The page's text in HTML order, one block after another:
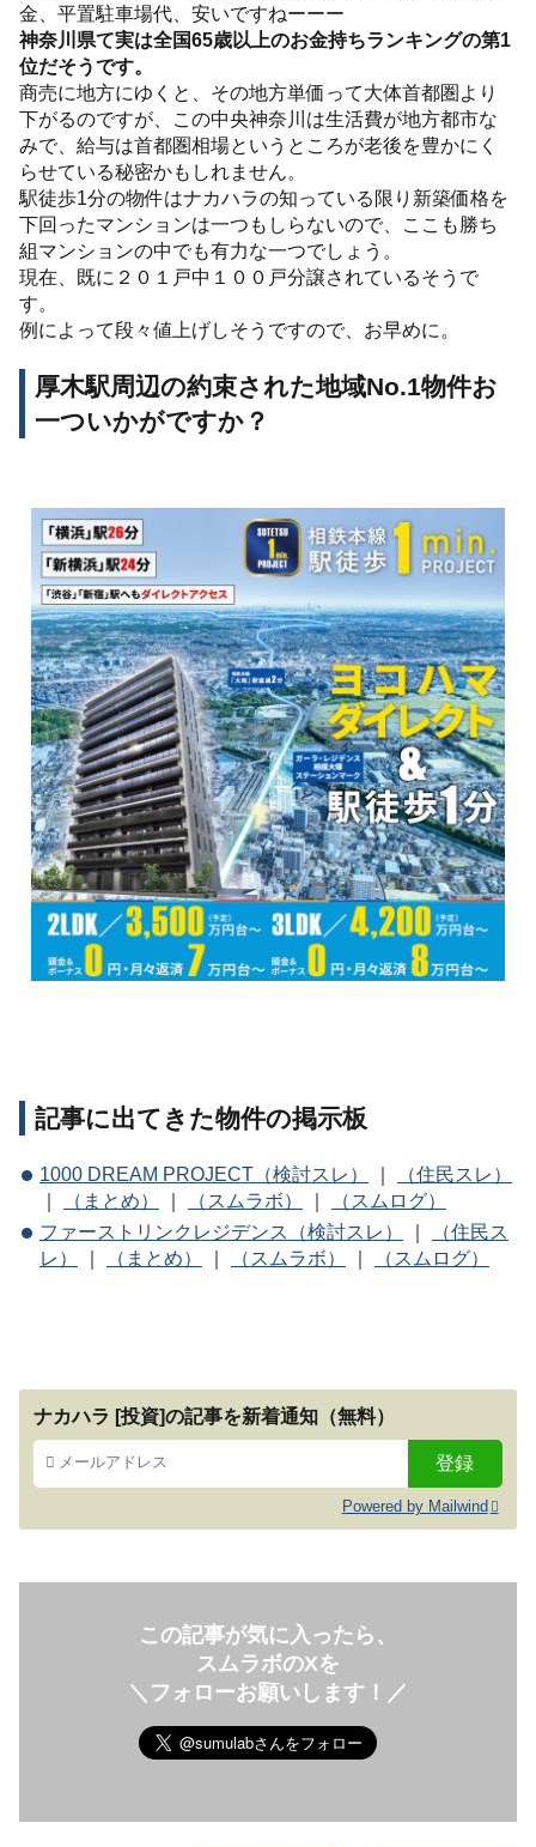
金、平置駐車場代、安いですねーーー
神奈川県て実は全国65歳以上のお金持ちランキングの第1
位だそうです。
商売に地方にゆくと、その地方単価って大体首都圏より
下がるのですが、この中央神奈川は生活費が地方都市な
みで、給与は首都圏相場というところが老後を豊かにく
らせている秘密かもしれません。
駅徒歩1分の物件はナカハラの知っている限り新築価格を
下回ったマンションは一つもしらないので、ここも勝ち
組マンションの中でも有力な一つでしょう。
現在、既に２０１戸中１００戸分譲されているそうで
す。
例によって段々値上げしそうですので、お早めに。
厚木駅周辺の約束された地域No.1物件お
一ついかがですか？
記事に出てきた物件の掲示板
1000 DREAM PROJECT（検討スレ） ｜
（住民スレ）
｜
（まとめ） ｜ （スムラボ） ｜
（スムログ）
ファーストリンクレジデンス（検討スレ）
（住民ス
レ）
（まとめ） （スムラボ） （スムログ）
ナカハラ [投資]の記事を新着通知（無料）
Powered by Mailwind
この記事が気に入ったら、
スムラボのXを
＼フォローお願いします！／